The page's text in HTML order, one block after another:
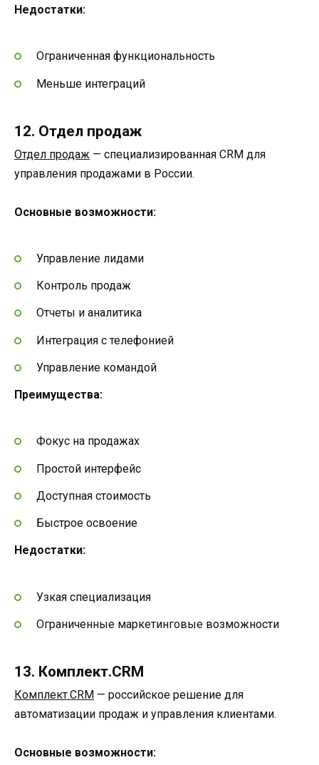
Недостатки:
Ограниченная функциональность
Меньше интеграций
12. Отдел продаж
Отдел продаж — специализированная CRM для
управления продажами в России.
Основные возможности:
Управление лидами
Контроль продаж
Отчеты и аналитика
Интеграция с телефонией
Управление командой
Преимущества:
Фокус на продажах
Простой интерфейс
Доступная стоимость
Быстрое освоение
Недостатки:
Узкая специализация
Ограниченные маркетинговые возможности
13. Комплект.CRM
Комплект.CRM — российское решение для
автоматизации продаж и управления клиентами.
Основные возможности: